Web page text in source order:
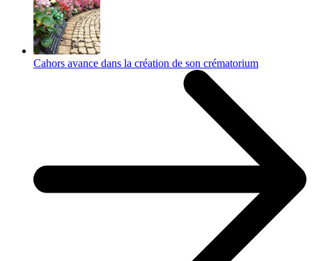
Cahors avance dans la création de son crématorium